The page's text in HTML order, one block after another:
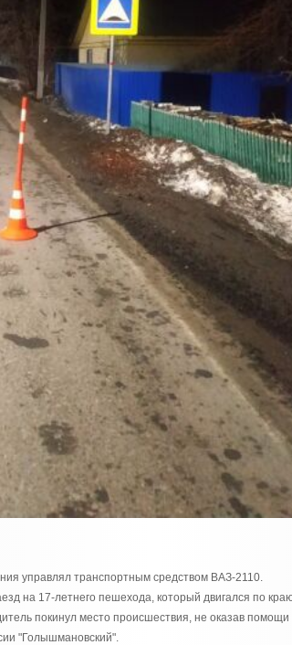
управлял транспортным средством ВАЗ-2110.
на 17-летнего пешехода, который двигался по
покинул место происшествия, не оказав помощи
"Голышмановский".